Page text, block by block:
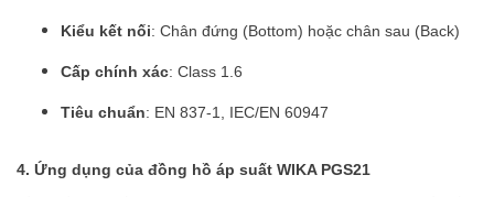
Kiểu kết nối: Chân đứng (Bottom) hoặc chân sau (Back)
Cấp chính xác: Class 1.6
Tiêu chuẩn: EN 837-1, IEC/EN 60947
4. Ứng dụng của đồng hồ áp suất WIKA PGS21